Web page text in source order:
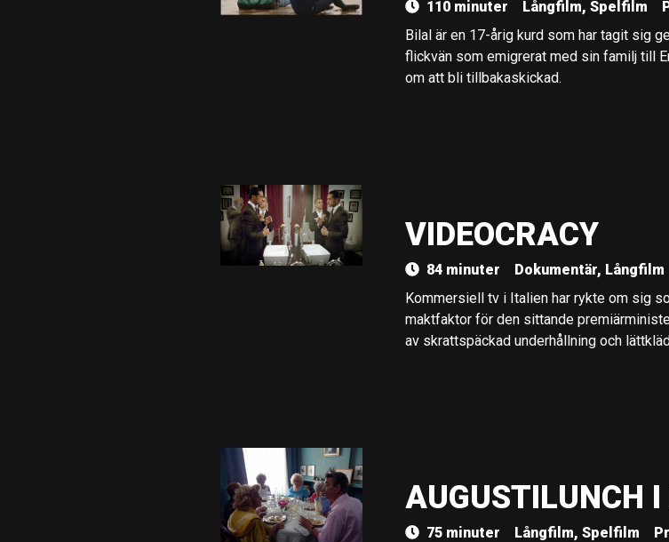
110 minuter Långfilm, Spelfilm
Bilal är en 17-årig kurd som har tagit sig
flickvän som emigrerat med sin familj till
om att bli tillbakaskickad.
VIDEOCRACY
84 minuter Dokumentär, Långfilm
Kommersiell tv i Italien har rykte om sig
maktfaktor för den sittande
av skrattspäckad underhållning och
AUGUSTILUNCH I
75 minuter Långfilm, Spelfilm